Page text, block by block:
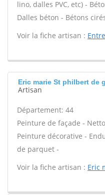
lino, dalles PVC, etc) -
Dalles béton - Bétons
Voir la fiche artisan :
Eric marie St philbert de
Artisan
Département: 44
Peinture de façade -
Peinture décorative -
de parquet -
Voir la fiche artisan : Eric